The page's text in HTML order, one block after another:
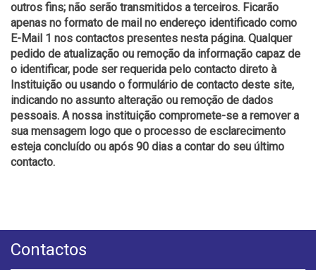
outros fins; não serão transmitidos a terceiros. Ficarão
apenas no formato de mail no endereço identificado como
E-Mail 1 nos contactos presentes nesta página. Qualquer
pedido de atualização ou remoção da informação capaz de
o identificar, pode ser requerida pelo contacto direto à
Instituição ou usando o formulário de contacto deste site,
indicando no assunto alteração ou remoção de dados
pessoais. A nossa instituição compromete-se a remover a
sua mensagem logo que o processo de esclarecimento
esteja concluído ou após 90 dias a contar do seu último
contacto.
Contactos